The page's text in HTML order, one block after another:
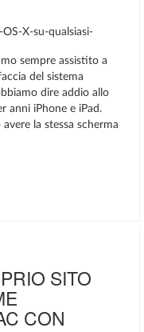
sempre assistito a
del sistema
dire addio allo
anni iPhone e iPad.
la stessa scherma
SITO
CON